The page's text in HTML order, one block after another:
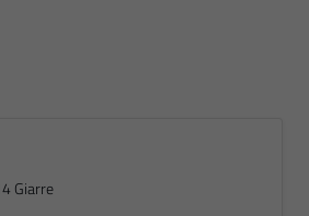
Giarre